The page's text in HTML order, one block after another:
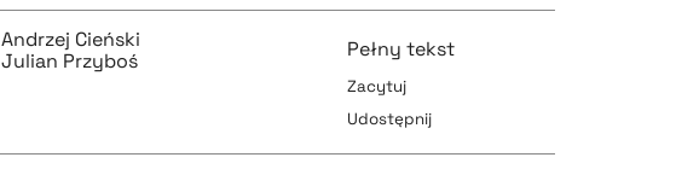
pobierz cytat
pobierz cytat
Andrzej Cieński
Julian Przyboś
Pełny tekst
Zacytuj
Udostępnij